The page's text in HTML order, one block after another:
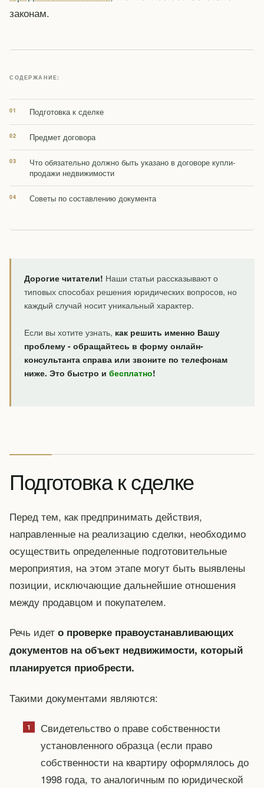
законам.
СОДЕРЖАНИЕ:
Подготовка к сделке
Предмет договора
Что обязательно должно быть указано в договоре купли-
продажи недвижимости
Советы по составлению документа
Дорогие читатели! Наши статьи рассказывают о
типовых способах решения юридических вопросов, но
каждый случай носит уникальный характер.
Если вы хотите узнать, как решить именно Вашу
проблему - обращайтесь в форму онлайн-
консультанта справа или звоните по телефонам
ниже. Это быстро и бесплатно!
Подготовка к сделке
Перед тем, как предпринимать действия,
направленные на реализацию сделки, необходимо
осуществить определенные подготовительные
мероприятия, на этом этапе могут быть выявлены
позиции, исключающие дальнейшие отношения
между продавцом и покупателем.
Речь идет о проверке правоустанавливающих
документов на объект недвижимости, который
планируется приобрести.
Такими документами являются:
Свидетельство о праве собственности
установленного образца (если право
собственности на квартиру оформлялось до
1998 года, то аналогичным по юридической